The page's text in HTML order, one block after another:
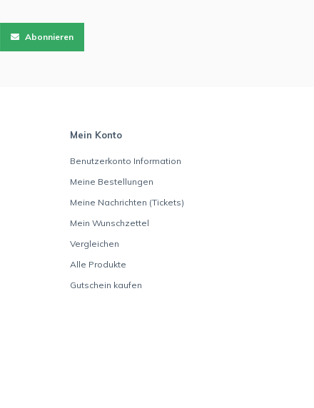
Abonnieren
Mein Konto
Benutzerkonto Information
Meine Bestellungen
Meine Nachrichten (Tickets)
Mein Wunschzettel
Vergleichen
Alle Produkte
Gutschein kaufen